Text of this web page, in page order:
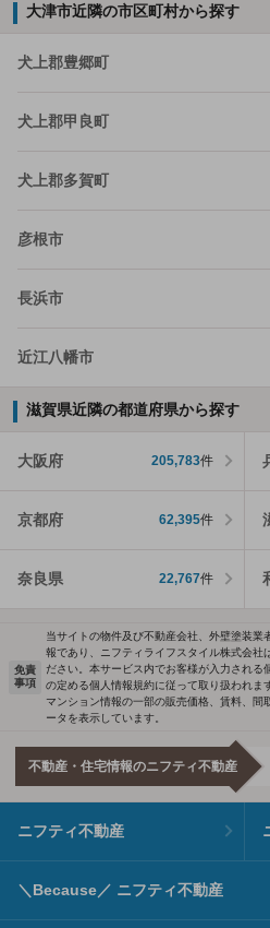
大津市近隣の市区町村から探す
犬上郡豊郷町
犬上郡甲良町
犬上郡多賀町
彦根市
長浜市
近江八幡市
滋賀県近隣の都道府県から探す
大阪府 205,783件
京都府 62,395件
奈良県 22,767件
免責
事項
当サイトの物件及び不動産会社、外壁塗装
報であり、ニフティライフスタイル株式会社
ださい。本サービス内でお客様が入力される
の定める個人情報規約に従って取り扱われます
マンション情報の一部の販売価格、賃料、間
ータを表示しています。
不動産・住宅情報のニフティ不動産
ニフティ不動産
＼Because／ ニフティ不動産